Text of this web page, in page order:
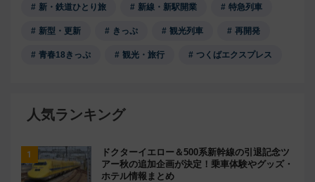
新・鉄道ひとり旅 新線・新駅開業 特急列車
新型・更新 きっぷ 観光列車 再開発
青春18きっぷ 観光・旅行 つくばエクスプレス
人気ランキング
ドクターイエロー＆500系新幹線の引退記念ツ
アー秋の追加企画が決定！乗車体験やグッズ・
ホテル情報まとめ